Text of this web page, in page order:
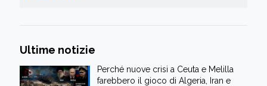
Ultime notizie
Perché nuove crisi a Ceuta e Melilla
farebbero il gioco di Algeria, Iran e